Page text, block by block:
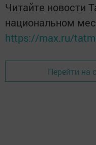
Читайте новости
национальном
https://max.ru/
Перейти на